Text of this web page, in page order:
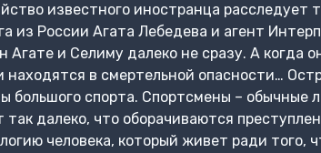
известного иностранца расследует
из России Агата Лебедева и агент
Агате и Селиму далеко не сразу. А когда
находятся в смертельной опасности…
большого спорта. Спортсмены – обычные
так далеко, что оборачиваются
человека, который живет ради того,